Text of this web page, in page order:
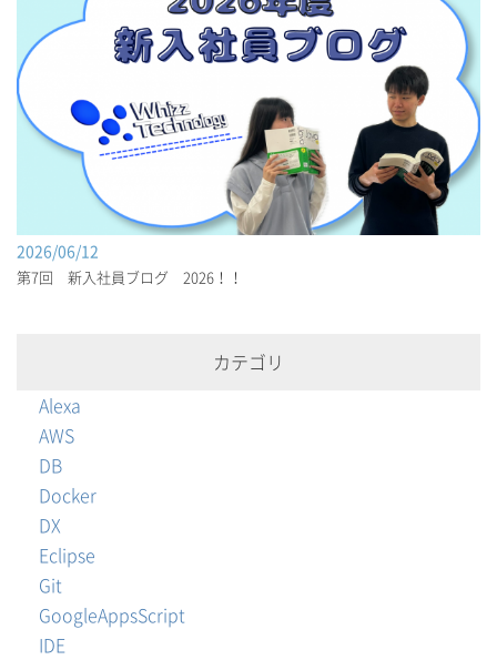
2026/06/12
第7回 新入社員ブログ 2026！！
カテゴリ
Alexa
AWS
DB
Docker
DX
Eclipse
Git
GoogleAppsScript
IDE